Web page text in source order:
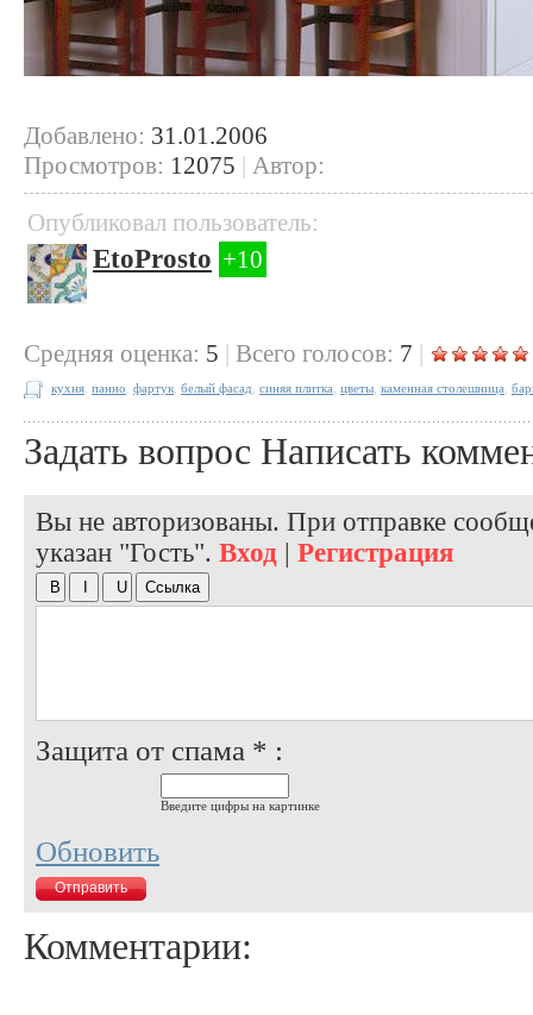
Добавлено: 31.01.2006
Просмотров: 12075 | Автор:
Опубликовал пользователь:
EtoProsto +10
Cредняя оценка: 5 | Всего голосов: 7 |
кухня панно фартук белый фасад синяя плитка цветы каменная столешница
Задать вопрос Написать
Вы не авторизованы. При отправке
указан "Гость". Вход | Регистрация
Защита от спама * :
Введите цифры на картинке
Обновить
Комментарии: